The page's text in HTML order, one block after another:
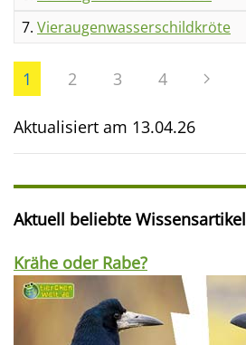
7. Vieraugenwasserschildkröte
1 2 3 4
Aktualisiert am 13.04.26
Aktuell beliebte Wissensartikel
Krähe oder Rabe?